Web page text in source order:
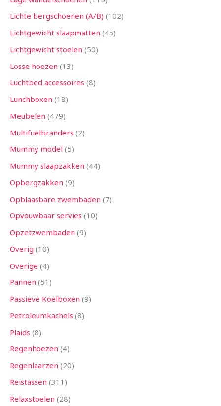
Lichte bergschoenen (A/B) 102
Lichtgewicht slaapmatten 45
Lichtgewicht stoelen 50
Losse hoezen 13
Luchtbed accessoires 8
Lunchboxen 18
Meubelen 479
Multifuelbranders 2
Mummy model 5
Mummy slaapzakken 44
Opbergzakken 9
Opblaasbare zwembaden 7
Opvouwbaar servies 10
Opzetzwembaden 9
Overig 10
Overige 4
Pannen 51
Passieve Koelboxen 9
Petroleumkachels 8
Plaids 8
Regenhoezen 4
Regenlaarzen 20
Reistassen 311
Relaxstoelen 28